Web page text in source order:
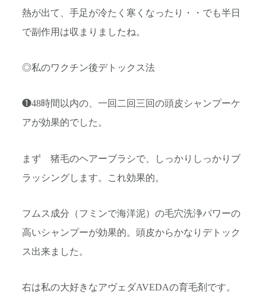
熱が出て、手足が冷たく寒くなったり・・でも半日
で副作用は収まりましたね。
◎私のワクチン後デトックス法
❶48時間以内の、一回二回三回の頭皮シャンプーケ
アが効果的でした。
まず 猪毛のヘアーブラシで、しっかりしっかりブ
ラッシングします。これ効果的。
フムス成分（フミンで海洋泥）の毛穴洗浄パワーの
高いシャンプーが効果的。頭皮からかなりデトック
ス出来ました。
右は私の大好きなアヴェダAVEDAの育毛剤です。